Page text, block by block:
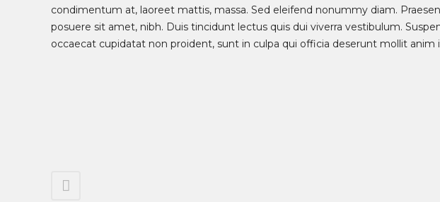
condimentum at, laoreet mattis, massa. Sed eleifend nonummy diam.
posuere sit amet, nibh. Duis tincidunt lectus quis dui viverra vestibulum.
occaecat cupidatat non proident, sunt in culpa qui officia deserunt mollit anim